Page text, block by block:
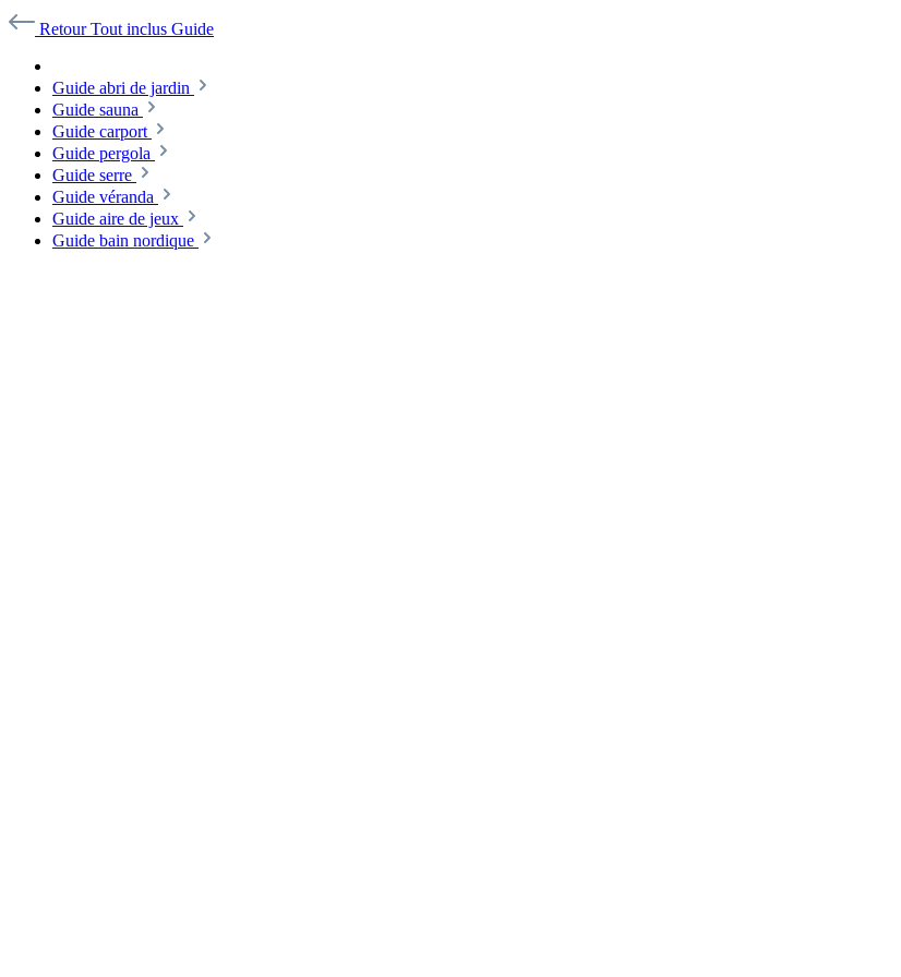
RetourTout inclus Guide
Guide abri de jardin
Guide sauna
Guide carport
Guide pergola
Guide serre
Guide véranda
Guide aire de jeux
Guide bain nordique